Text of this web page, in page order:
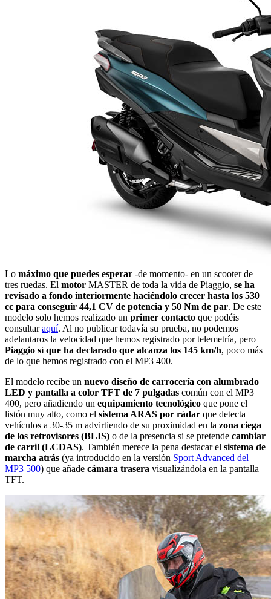
Lo máximo que puedes esperar -de momento- en un scooter de
tres ruedas. El motor MASTER de toda la vida de Piaggio, se ha
revisado a fondo interiormente haciéndolo crecer hasta los 530
cc para conseguir 44,1 CV de potencia y 50 Nm de par. De este
modelo solo hemos realizado un primer contacto que podéis
consultaraquí. Al no publicar todavía su prueba, no podemos
adelantaros la velocidad que hemos registrado por telemetría, pero
Piaggio sí que ha declarado que alcanza los 145 km/h, poco más
de lo que hemos registrado con el MP3 400.
El modelo recibe un nuevo diseño de carrocería con alumbrado
LED y pantalla a color TFT de 7 pulgadas común con el MP3
400, pero añadiendo un equipamiento tecnológico que pone el
listón muy alto, como el sistema ARAS por rádar que detecta
vehículos a 30-35 m advirtiendo de su proximidad en la zona ciega
de los retrovisores (BLIS) o de la presencia si se pretende cambiar
de carril (LCDAS). También merece la pena destacar el sistema de
marcha atrás (ya introducido en la versión Sport Advanced del
MP3 500) que añade cámara trasera visualizándola en la pantalla
TFT.